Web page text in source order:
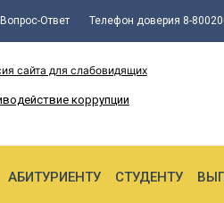
Вопрос-Ответ Телефон доверия 8-
сайта для слабовидящих
коррупции
АБИТУРИЕНТУ СТУДЕНТУ